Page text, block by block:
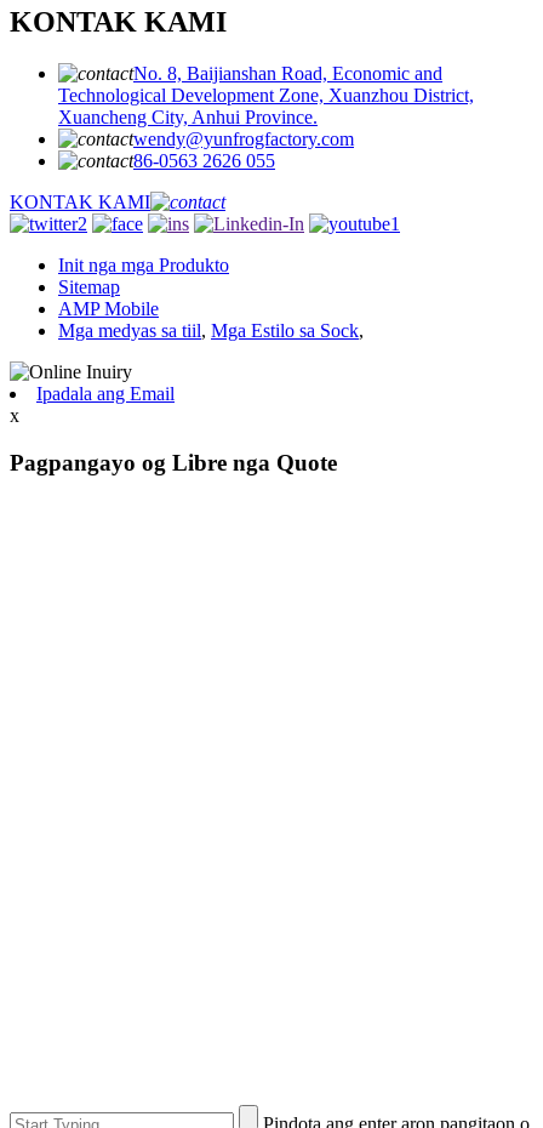
KONTAK KAMI
No. 8, Baijianshan Road, Economic and
Technological Development Zone, Xuanzhou District,
Xuancheng City, Anhui Province.
wendy@yunfrogfactory.com
86-0563 2626 055
KONTAK KAMI
Init nga mga Produkto
Sitemap
AMP Mobile
Mga medyas sa tiil, Mga Estilo sa Sock,
Ipadala ang Email
x
Pagpangayo og Libre nga Quote
Pindota ang enter aron pangitaon o